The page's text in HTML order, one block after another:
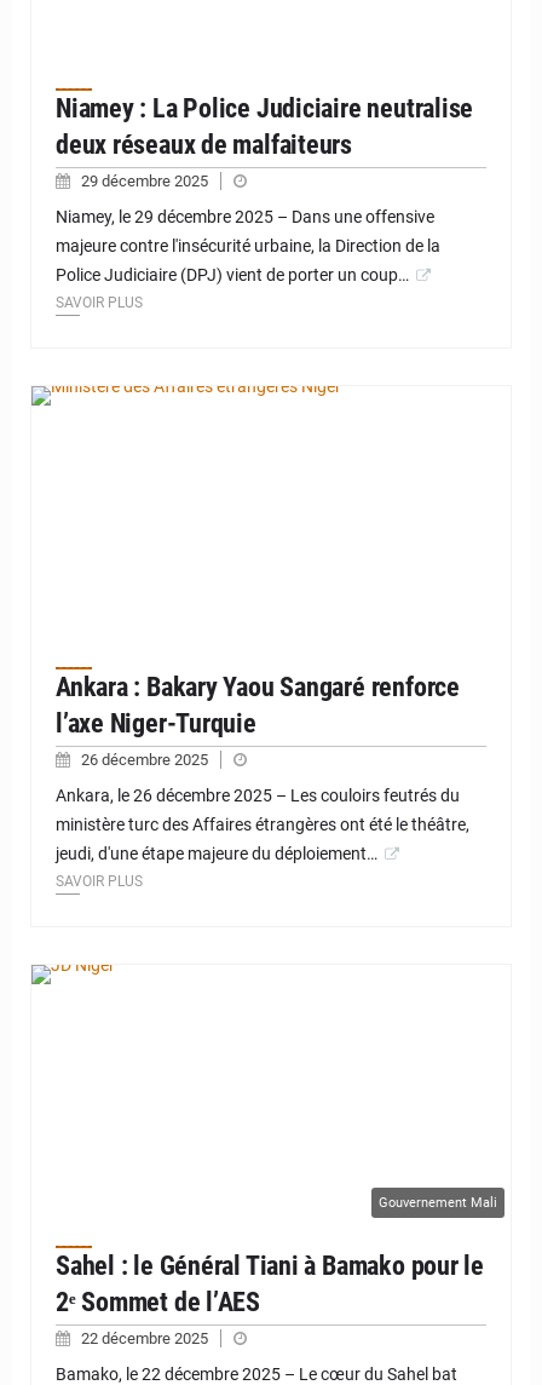
Niamey : La Police Judiciaire neutralise
deux réseaux de malfaiteurs
29 décembre 2025
Niamey, le 29 décembre 2025 – Dans une offensive
majeure contre l'insécurité urbaine, la Direction de la
Police Judiciaire (DPJ) vient de porter un coup…
SAVOIR PLUS
Ankara : Bakary Yaou Sangaré renforce
l’axe Niger-Turquie
26 décembre 2025
Ankara, le 26 décembre 2025 – Les couloirs feutrés du
ministère turc des Affaires étrangères ont été le théâtre,
jeudi, d'une étape majeure du déploiement…
SAVOIR PLUS
Gouvernement Mali
Sahel : le Général Tiani à Bamako pour le
2ᵉ Sommet de l’AES
22 décembre 2025
Bamako, le 22 décembre 2025 – Le cœur du Sahel bat